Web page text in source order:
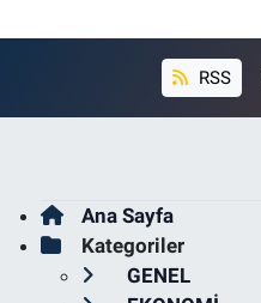
RSS
Ana Sayfa
Kategoriler
GENEL